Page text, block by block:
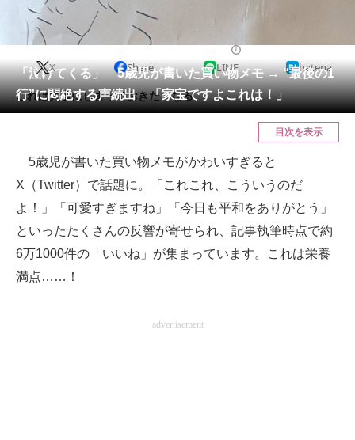
住まい
会員記事
メディア
ITの今と未来を見通す
スマホと通信の最新トレンド
進化するPCとデバイスの未来
好きが集まる 比べて選べる
「泣けてくる」 5歳児が書いた買い物メモ → “最後の1
行”に悶絶する声続出 「家宝ですよこれは！」
X Share LINE hatena
これは大事にしまっておきたくなる。
目次を表示
5歳児が書いた買い物メモがかわいすぎると
X（Twitter）で話題に。「これこれ、こういうのだ
よ！」「可愛すぎますね」「今日も平和をありがとう」
といったたくさんの反響が寄せられ、記事執筆時点で約
6万1000件の「いいね」が集まっています。これは栄養
満点……！
advertisement